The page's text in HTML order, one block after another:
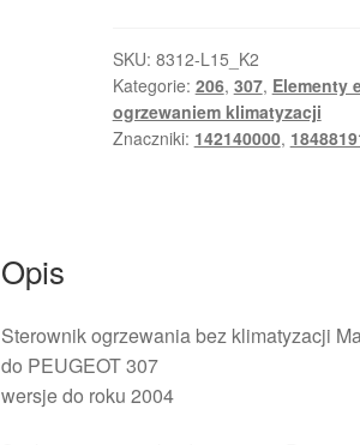
SKU: 8312-L15_K2
Kategorie: 206, 307, Elementy
ogrzewaniem klimatyzacji
Znaczniki: 142140000,
Opis
Sterownik ogrzewania bez klimatyzacji
do PEUGEOT 307
wersje do roku 2004